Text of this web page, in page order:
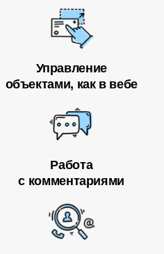
Управление
объектами, как в вебе
Работа
с комментариями